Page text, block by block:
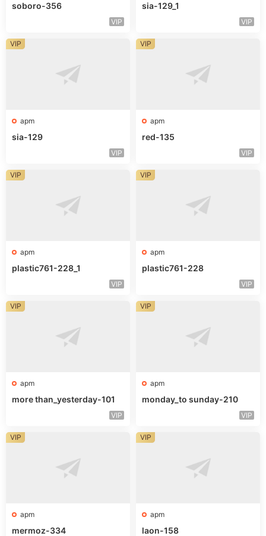
soboro-356
VIP
sia-129_1
VIP
apm
sia-129
VIP
VIP
apm
red-135
VIP
VIP
apm
plastic761-228_1
VIP
VIP
apm
plastic761-228
VIP
VIP
apm
more than_yesterday-101
VIP
VIP
apm
monday_to sunday-210
VIP
VIP
apm
mermoz-334
VIP
apm
laon-158
VIP